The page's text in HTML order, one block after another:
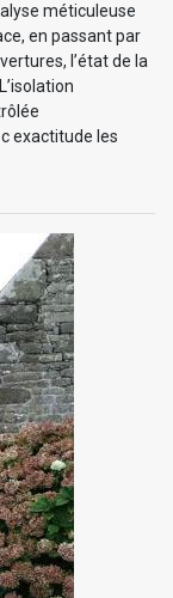
méticuleuse
en passant par
l’état de la
exactitude les